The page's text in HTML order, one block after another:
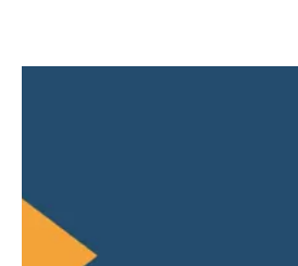
Sur des oeuvres de
Aperghis ou de la
nordique, ainsi que
composition musicale